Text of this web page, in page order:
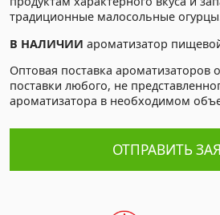
традиционные малосольные
В НАЛИЧИИ ароматизатор
Оптовая поставка ароматизаторов
поставки любого, не
ароматизатора в необходимом
ОТПРАВИТЬ